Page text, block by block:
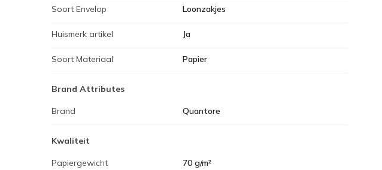
Soort Envelop Loonzakjes
Huismerk artikel Ja
Soort Materiaal Papier
Brand Attributes
Brand Quantore
Kwaliteit
Papiergewicht 70 g/m²